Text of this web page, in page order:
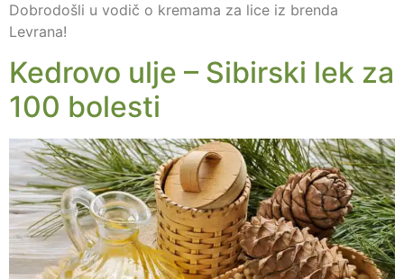
Dobrodošli u vodič o kremama za lice iz brenda
Levrana!
Kedrovo ulje – Sibirski lek za
100 bolesti